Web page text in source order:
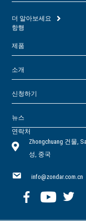
더 알아보세요
항행
제품
소개
신청하기
뉴스
연락처
Zhongchuang 건물,
성, 중국
info@zondar.com.cn